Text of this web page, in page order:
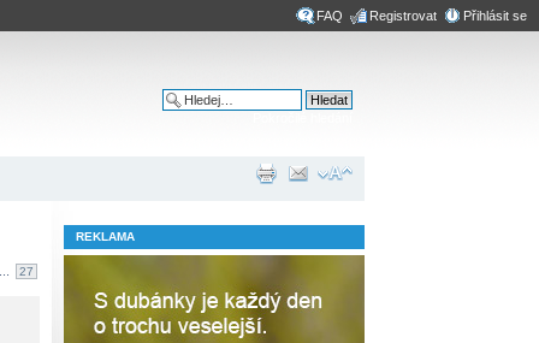
FAQ Registrovat Přihlásit se
27
REKLAMA